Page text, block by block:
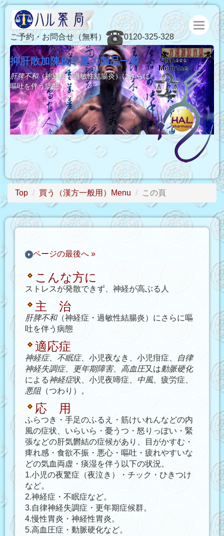
ご予約・お問合せ（無料） 0120-325-328
抑肝散加陳皮半夏の製品一覧
肝脾不和（神経症・過敏性結腸炎）にさらに
嘔吐を伴う病態
Top 買う（漢方一般用）Menu この頁
ページの最後へ »
こんな方に
ストレスが発散できず、神経が高ぶる人
主 治
肝脾不和（神経症・過敏性結腸炎）にさらに嘔
吐を伴う病態
適応症
神経症、 不眠症、小児夜なき、小児疳症、
自律
神経失調症、 更年期障害、 高血圧又は動脈硬化
による神経症状、小児夜啼症、 中風 、疲労症、
悪阻（つわり）。
応 用
ふらつき・手足のふるえ・筋けいれんなどの内
風の症状、いらいら・憂うつ・怒りっぽい・緊
張などの肝気欝結の症候があり、目がかすむ・
痺れ感・食欲不振・悪心・嘔吐・疲れやすいな
どの気血両虚・痰湿を伴う以下の状況。
1.小児の夜驚症（夜泣き）・チック・ひきつけ
など。
2.神経症・不眠症など。
3.自律神経失調症・更年期症候群。
4.慢性胃炎・神経性胃炎。
5.高血圧症・動脈硬化など。